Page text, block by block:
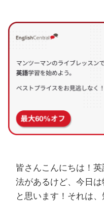
皆さんこんにちは！
法があるけど、今日
と思います！それは